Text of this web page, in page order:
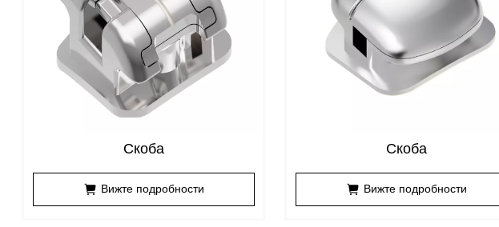
Скоба
Вижте подробности
Скоба
Вижте подробности